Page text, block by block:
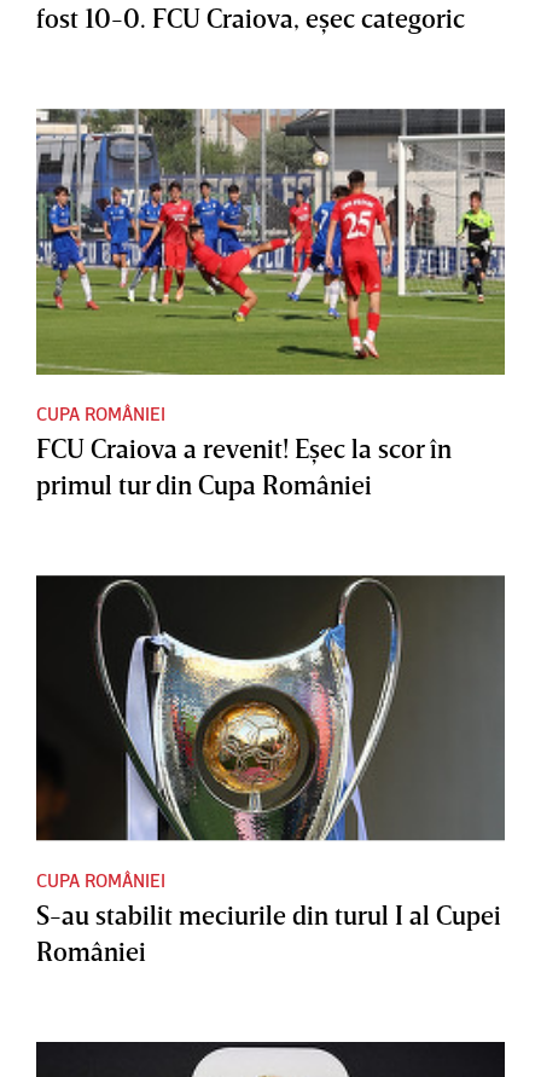
fost 10-0. FCU Craiova, eşec categoric
CUPA ROMÂNIEI
FCU Craiova a revenit! Eşec la scor în
primul tur din Cupa României
CUPA ROMÂNIEI
S-au stabilit meciurile din turul I al Cupei
României